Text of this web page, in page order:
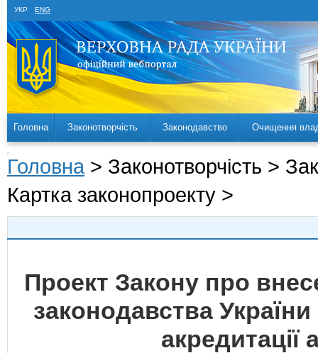
УКР ENG
Головна Законотворчість Законодавство Очищення
Головна > Законотворчість >
Картка законопроекту >
Проект Закону про
законодавства
акредитації